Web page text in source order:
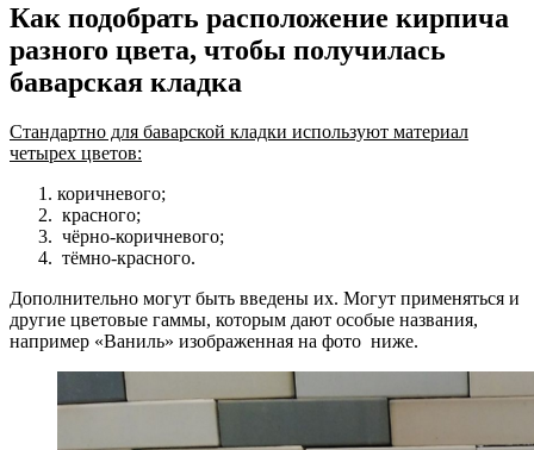
Как подобрать расположение кирпича
разного цвета, чтобы получилась
баварская кладка
Стандартно для баварской кладки используют материал
четырех цветов:
коричневого;
красного;
чёрно-коричневого;
тёмно-красного.
Дополнительно могут быть введены их. Могут применяться и
другие цветовые гаммы, которым дают особые названия,
например «Ваниль» изображенная на фото ниже.